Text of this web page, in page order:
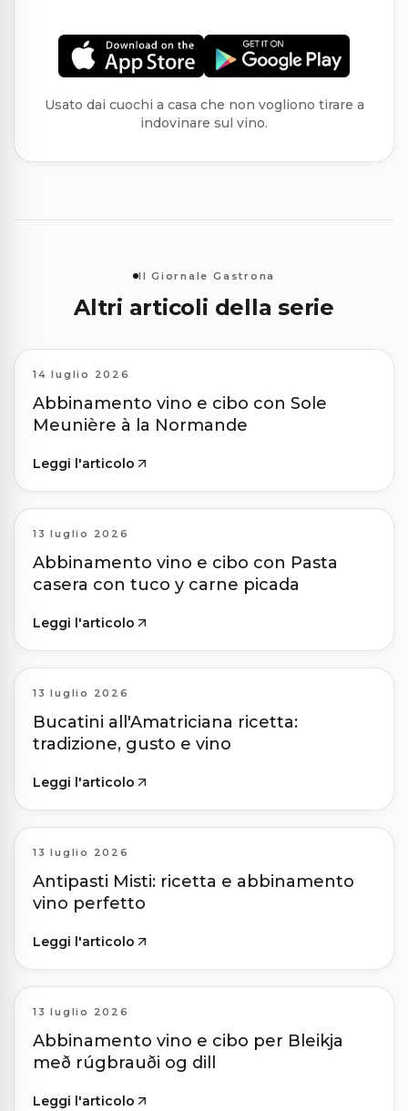
Usato dai cuochi a casa che non vogliono tirare a
indovinare sul vino.
Il Giornale Gastrona
Altri articoli della serie
14 luglio 2026
Abbinamento vino e cibo con Sole
Meunière à la Normande
Leggi l'articolo
13 luglio 2026
Abbinamento vino e cibo con Pasta
casera con tuco y carne picada
Leggi l'articolo
13 luglio 2026
Bucatini all'Amatriciana ricetta:
tradizione, gusto e vino
Leggi l'articolo
13 luglio 2026
Antipasti Misti: ricetta e abbinamento
vino perfetto
Leggi l'articolo
13 luglio 2026
Abbinamento vino e cibo per Bleikja
með rúgbrauði og dill
Leggi l'articolo